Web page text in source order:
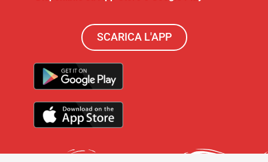
SCARICA L'APP